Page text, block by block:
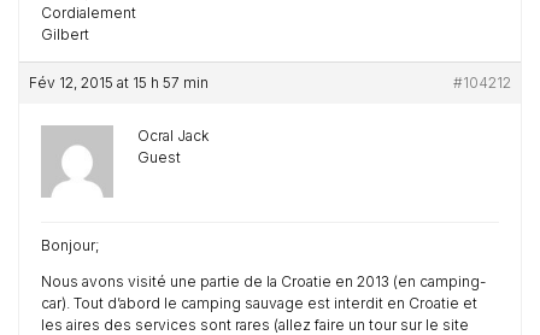
Cordialement
Gilbert
Fév 12, 2015 at 15 h 57 min #104212
Ocral Jack
Guest
Bonjour;
Nous avons visité une partie de la Croatie en 2013 (en camping-
car). Tout d’abord le camping sauvage est interdit en Croatie et
les aires des services sont rares (allez faire un tour sur le site